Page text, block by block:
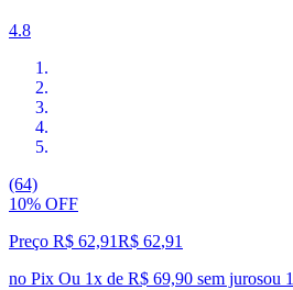
4.8
(64)
10% OFF
Preço R$ 62,91R$ 62,91
no Pix Ou 1x de R$ 69,90 sem jurosou 1